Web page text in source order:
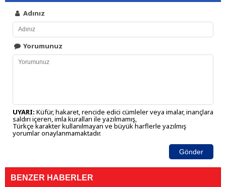
Adınız
Yorumunuz
UYARI: Küfür, hakaret, rencide edici cümleler veya imalar, inançlara
saldırı içeren, imla kuralları ile yazılmamış,
Türkçe karakter kullanılmayan ve büyük harflerle yazılmış
yorumlar onaylanmamaktadır.
Gönder
BENZER HABERLER